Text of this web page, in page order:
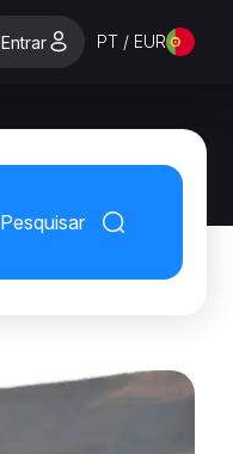
Entrar PT / EUR
Pesquisar